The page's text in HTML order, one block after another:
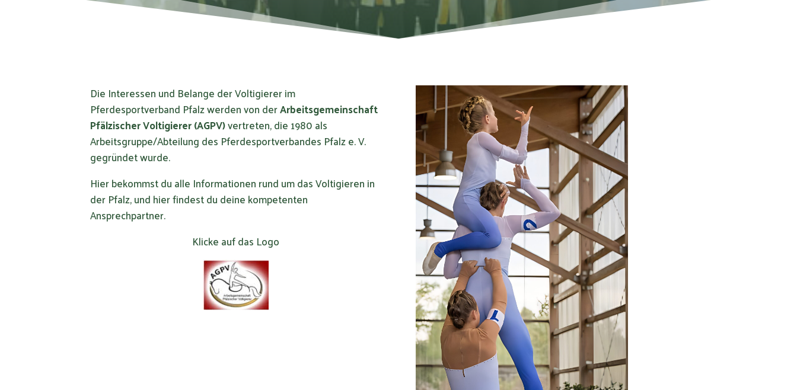
Die Interessen und Belange der Voltigierer im
Pferdesportverband Pfalz werden von derArbeitsgemeinschaft
Pfälzischer Voltigierer (AGPV)vertreten, die 1980 als
Arbeitsgruppe/Abteilung des Pferdesportverbandes Pfalz e. V.
gegründet wurde.
Hier bekommst du alle Informationen rund um das Voltigieren in
der Pfalz, und hier findest du deine kompetenten
Ansprechpartner.
Klicke auf das Logo